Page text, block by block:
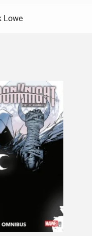
Lowe